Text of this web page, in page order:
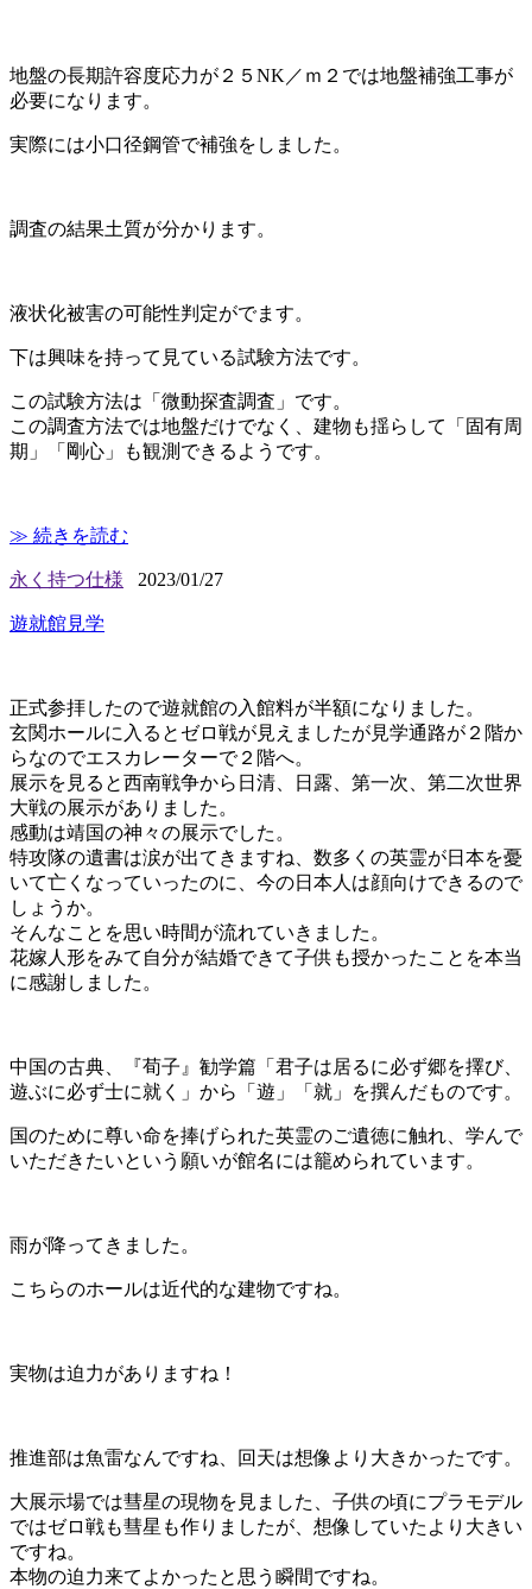
地盤の長期許容度応力が２５NK／ｍ２では地盤補強工事が
必要になります。
実際には小口径鋼管で補強をしました。
調査の結果土質が分かります。
液状化被害の可能性判定がでます。
下は興味を持って見ている試験方法です。
この試験方法は「微動探査調査」です。
この調査方法では地盤だけでなく、建物も揺らして「固有周
期」「剛心」も観測できるようです。
≫ 続きを読む
永く持つ仕様 2023/01/27
遊就館見学
正式参拝したので遊就館の入館料が半額になりました。
玄関ホールに入るとゼロ戦が見えましたが見学通路が２階か
らなのでエスカレーターで２階へ。
展示を見ると西南戦争から日清、日露、第一次、第二次世界
大戦の展示がありました。
感動は靖国の神々の展示でした。
特攻隊の遺書は涙が出てきますね、数多くの英霊が日本を憂
いて亡くなっていったのに、今の日本人は顔向けできるので
しょうか。
そんなことを思い時間が流れていきました。
花嫁人形をみて自分が結婚できて子供も授かったことを本当
に感謝しました。
中国の古典、『荀子』勧学篇「君子は居るに必ず郷を擇び、
遊ぶに必ず士に就く」から「遊」「就」を撰んだものです。
国のために尊い命を捧げられた英霊のご遺徳に触れ、学んで
いただきたいという願いが館名には籠められています。
雨が降ってきました。
こちらのホールは近代的な建物ですね。
実物は迫力がありますね！
推進部は魚雷なんですね、回天は想像より大きかったです。
大展示場では彗星の現物を見ました、子供の頃にプラモデル
ではゼロ戦も彗星も作りましたが、想像していたより大きい
ですね。
本物の迫力来てよかったと思う瞬間ですね。